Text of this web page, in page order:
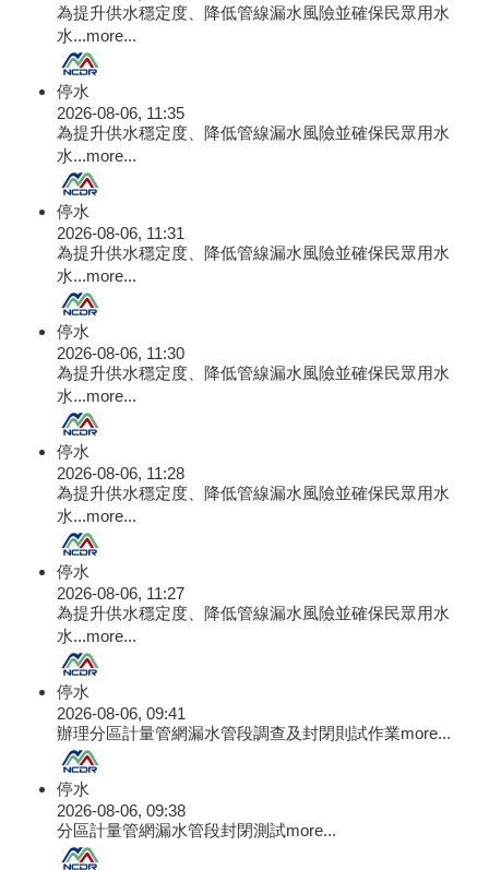
為提升供水穩定度、降低管線漏水風險並確保民眾用水
水...more...
停水
2026-08-06, 11:35
為提升供水穩定度、降低管線漏水風險並確保民眾用水
水...more...
停水
2026-08-06, 11:31
為提升供水穩定度、降低管線漏水風險並確保民眾用水
水...more...
停水
2026-08-06, 11:30
為提升供水穩定度、降低管線漏水風險並確保民眾用水
水...more...
停水
2026-08-06, 11:28
為提升供水穩定度、降低管線漏水風險並確保民眾用水
水...more...
停水
2026-08-06, 11:27
為提升供水穩定度、降低管線漏水風險並確保民眾用水
水...more...
停水
2026-08-06, 09:41
辦理分區計量管網漏水管段調查及封閉則試作業more...
停水
2026-08-06, 09:38
分區計量管網漏水管段封閉測試more...